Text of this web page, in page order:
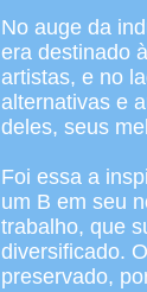
No auge da
era destinado
artistas, e no
alternativas e
deles, seus
Foi essa a
um B em seu
trabalho, que
diversificado.
preservado,